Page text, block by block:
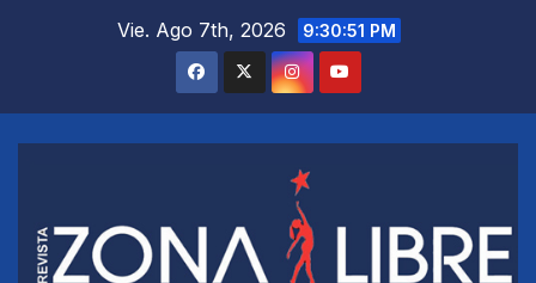
Vie. Ago 7th, 2026 9:30:52 PM